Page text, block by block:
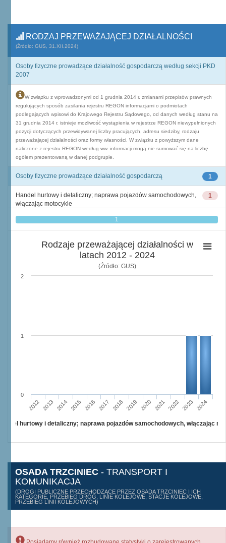
RODZAJ PRZEWAŻAJĄCEJ DZIAŁALNOŚCI
(Źródło: GUS, 31.XII.2024)
Osoby fizyczne prowadzące działalność gospodarczą według sekcji PKD
2007
W związku z wprowadzonymi od 1 grudnia 2014 r. zmianami przepisów prawnych
regulujących sposób zasilania rejestru REGON informacjami o podmiotach
podlegających wpisowi do Krajowego Rejestru Sądowego, od danych według stanu na
31 grudnia 2014 r. istnieje możliwość wystąpienia w rejestrze REGON niewypełnionych
pozycji dotyczących przewidywanej liczby pracujących, adresu siedziby, rodzaju
przeważającej działalności oraz formy własności. W związku z powyższym dane
naliczone z rejestru REGON według ww. informacji mogą nie sumować się na liczbę
ogółem prezentowaną w danej podgrupie.
1
Osoby fizyczne prowadzące działalność gospodarczą
1
Handel hurtowy i detaliczny; naprawa pojazdów samochodowych,
włączając motocykle
1
Rodzaje przeważającej działalności w
latach 2012 - 2024
(Źródło: GUS)
2012 2013 2014 2015 2016 2017 2018 2019 2020 2021 2022 2023 2024
0
1
2
hurtowy i detaliczny; naprawa pojazdów samochodowych, włączając
OSADA TRZCINIEC - TRANSPORT I
KOMUNIKACJA
(DROGI PUBLICZNE PRZECHODZĄCE PRZEZ OSADA TRZCINIEC I ICH
KATEGORIE, PRZEBIEG DRÓG, LINIE KOLEJOWE, STACJE KOLEJOWE,
PRZEBIEG LINII KOLEJOWYCH)